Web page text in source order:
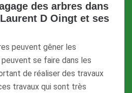
des arbres dans
D Oingt et ses
peuvent gêner les
se faire dans les
de réaliser des travaux
travaux qui sont très